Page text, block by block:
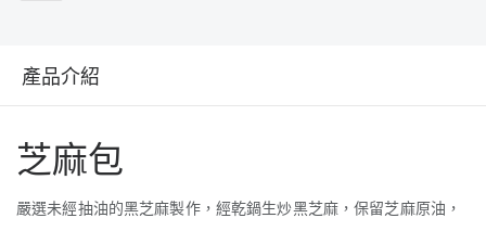
產品介紹
芝麻包
嚴選未經抽油的黑芝麻製作，經乾鍋生炒黑芝麻，保留芝麻原油，